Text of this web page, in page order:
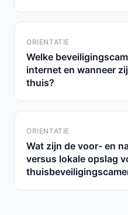
ORIENTATIE
Welke
internet en wanneer
thuis?
ORIENTATIE
Wat zijn de voor- en
versus lokale opslag